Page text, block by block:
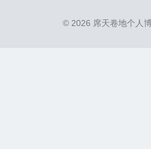
© 2026 席天卷地个人